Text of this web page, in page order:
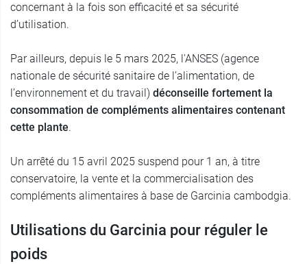
concernant à la fois son efficacité et sa sécurité
d’utilisation.
Par ailleurs, depuis le 5 mars 2025, l'ANSES (agence
nationale de sécurité sanitaire de l’alimentation, de
l’environnement et du travail) déconseille fortement la
consommation de compléments alimentaires contenant
cette plante.
Un arrêté du 15 avril 2025 suspend pour 1 an, à titre
conservatoire, la vente et la commercialisation des
compléments alimentaires à base de Garcinia cambodgia.
Utilisations du Garcinia pour réguler le
poids